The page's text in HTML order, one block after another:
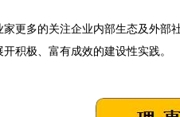
更多的关注企业内部生态及外
积极、富有成效的建设性实践。